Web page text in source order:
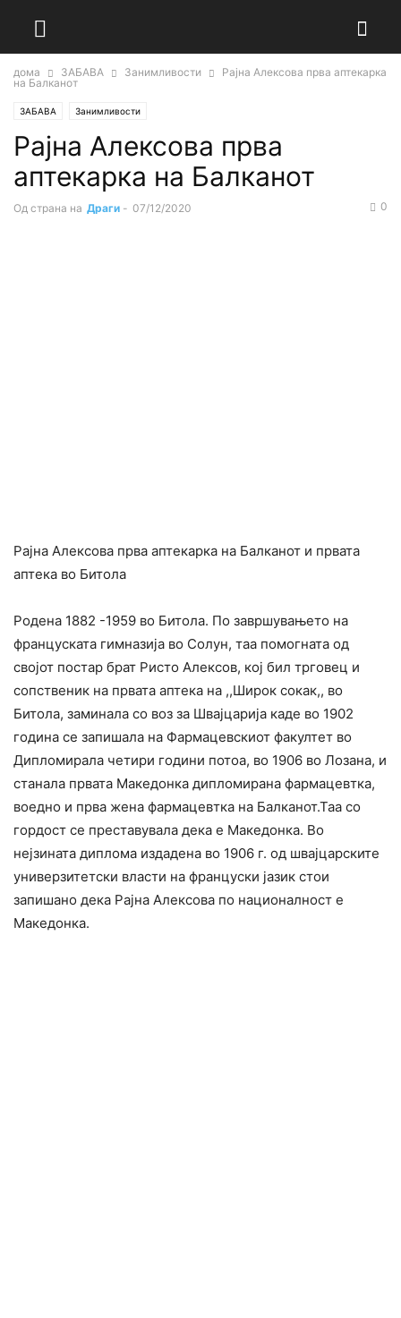
дома ЗАБАВА Занимливости
Рајна Алексова прва аптекарка
на Балканот
ЗАБАВА Занимливости
Рајна Алексова прва
аптекарка на Балканот
Од страна на Драги - 07/12/2020 0
Рајна Алексова прва аптекарка на Балканот и првата
аптека во Битола
Родена 1882 -1959 во Битола. По завршувањето на
француската гимназија во Солун, таа помогната од
својот постар брат Ристо Алексов, кој бил трговец и
сопственик на првата аптека на ,,Широк сокак,, во
Битола, заминала со воз за Швајцарија каде во 1902
година се запишала на Фармацевскиот факултет во
Дипломирала четири години потоа, во 1906 во Лозана, и
станала првата Македонка дипломирана фармацевтка,
воедно и прва жена фармацевтка на Балканот.Таа со
гордост се преставувала дека е Македонка. Во
нејзината диплома издадена во 1906 г. од швајцарските
универзитетски власти на француски јазик стои
запишано дека Рајна Алексова по националност е
Македонка.